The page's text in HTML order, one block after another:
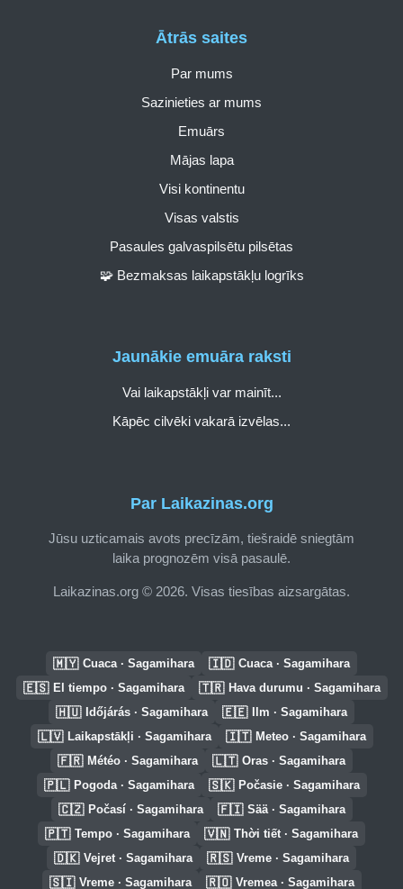
Par Laikazinas.org
Jūsu uzticamais avots precīzām, tiešraidē sniegtām
laika prognozēm visā pasaulē.
Laikazinas.org © 2026. Visas tiesības aizsargātas.
Ātrās saites
Par mums
Sazinieties ar mums
Emuārs
Mājas lapa
Visi kontinentu
Visas valstis
Pasaules galvaspilsētu pilsētas
🧩 Bezmaksas laikapstākļu logrīks
Jaunākie emuāra raksti
Vai laikapstākļi var mainīt...
Kāpēc cilvēki vakarā izvēlas...
🇲🇾 Cuaca · Sagamihara 🇮🇩 Cuaca · Sagamihara
🇪🇸 El tiempo · Sagamihara 🇹🇷 Hava durumu · Sagamihara
🇭🇺 Időjárás · Sagamihara 🇪🇪 Ilm · Sagamihara
🇱🇻 Laikapstākļi · Sagamihara 🇮🇹 Meteo · Sagamihara
🇫🇷 Météo · Sagamihara 🇱🇹 Oras · Sagamihara
🇵🇱 Pogoda · Sagamihara 🇸🇰 Počasie · Sagamihara
🇨🇿 Počasí · Sagamihara 🇫🇮 Sää · Sagamihara
🇵🇹 Tempo · Sagamihara 🇻🇳 Thời tiết · Sagamihara
🇩🇰 Vejret · Sagamihara 🇷🇸 Vreme · Sagamihara
🇸🇮 Vreme · Sagamihara 🇷🇴 Vremea · Sagamihara